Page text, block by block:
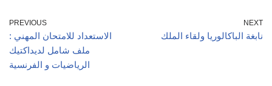
PREVIOUS
الاستعداد للامتحان المهني :
ملف شامل لديداكتيك
الرياضيات و الفرنسية
NEXT
نابغة الباكالوريا ولقاء الملك